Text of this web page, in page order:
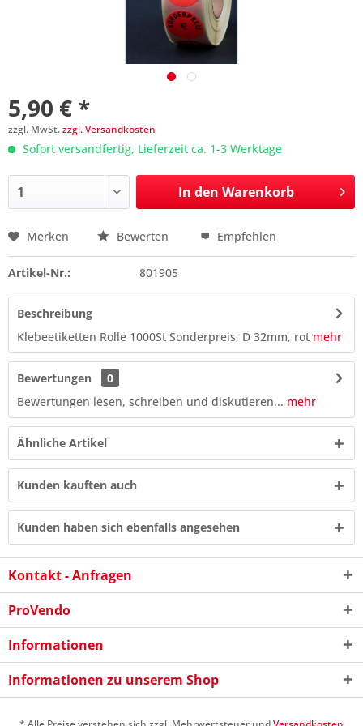
5,90 € *
zzgl. MwSt.zzgl. Versandkosten
Sofort versandfertig, Lieferzeit ca. 1-3 Werktage
In den Warenkorb
Preis anfragen
2 - 1 = ?
Merken Bewerten Empfehlen
Artikel-Nr.: 801905
Beschreibung
Klebeetiketten Rolle 1000St Sonderpreis, D 32mm, rot mehr
Bewertungen
0
Bewertungen lesen, schreiben und diskutieren... mehr
Ähnliche Artikel
Kunden kauften auch
Kunden haben sich ebenfalls angesehen
Kontakt - Anfragen
ProVendo
Informationen
Informationen zu unserem Shop